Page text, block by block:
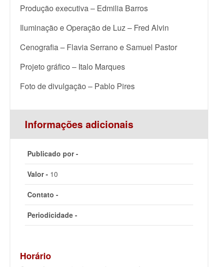
Produção executiva – Edmilia Barros
Iluminação e Operação de Luz – Fred Alvin
Cenografia – Flavia Serrano e Samuel Pastor
Projeto gráfico – Italo Marques
Foto de divulgação – Pablo Pires
Informações adicionais
Publicado por -
Valor - 10
Contato -
Periodicidade -
Horário